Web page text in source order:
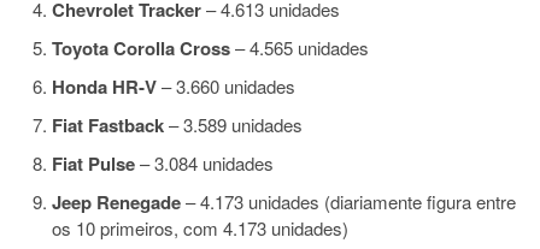
Chevrolet Tracker– 4.613 unidades
Toyota Corolla Cross– 4.565 unidades
Honda HR‑V– 3.660 unidades
Fiat Fastback– 3.589 unidades
Fiat Pulse– 3.084 unidades
Jeep Renegade– 4.173 unidades (diariamente figura entre
os 10 primeiros, com 4.173 unidades)